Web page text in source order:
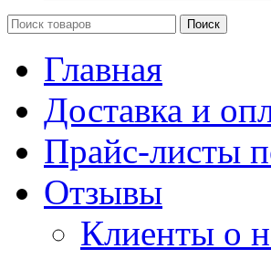
Поиск
Главная
Доставка и
Прайс-листы
Отзывы
Клиенты о